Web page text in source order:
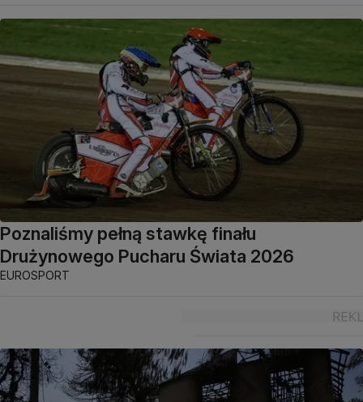
Poznaliśmy pełną stawkę finału
Drużynowego Pucharu Świata 2026
EUROSPORT